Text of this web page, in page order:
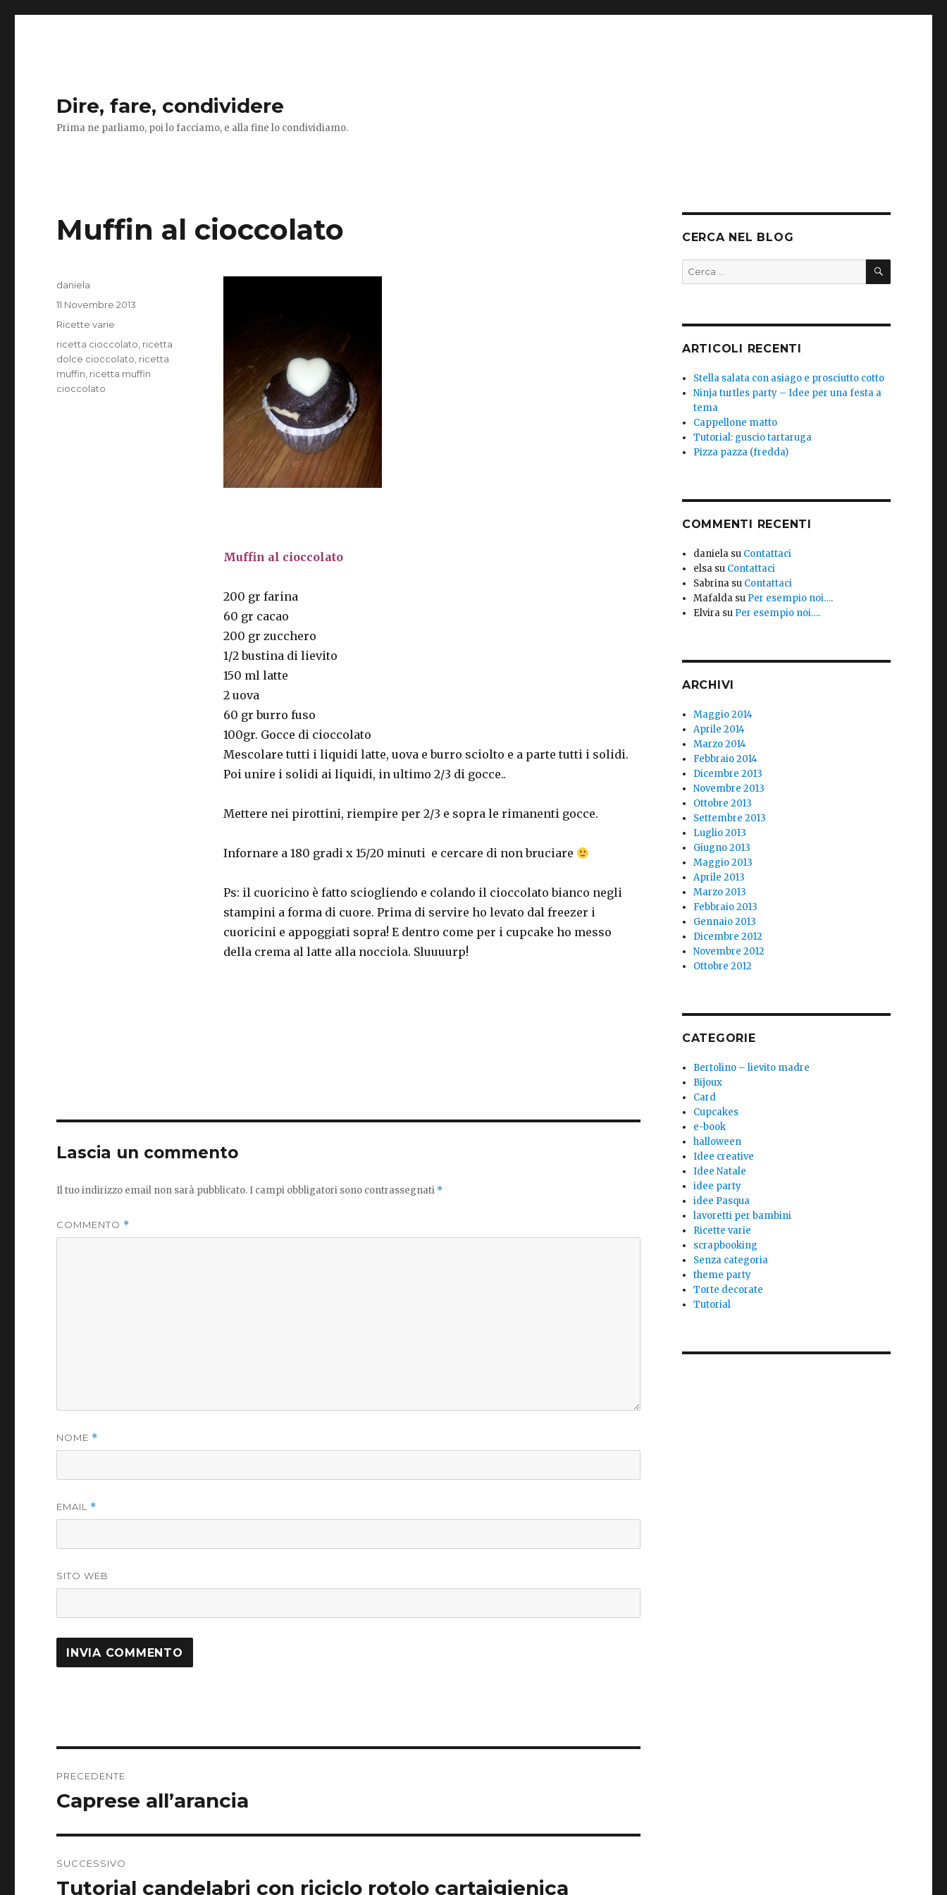
Dire, fare, condividere
Prima ne parliamo, poi lo facciamo, e alla fine lo condividiamo.
Muffin al cioccolato
Muffin al cioccolato
200 gr farina
60 gr cacao
200 gr zucchero
1/2 bustina di lievito
150 ml latte
2 uova
60 gr burro fuso
100gr. Gocce di cioccolato
Mescolare tutti i liquidi latte, uova e burro sciolto e a parte tutti i solidi.
Poi unire i solidi ai liquidi, in ultimo 2/3 di gocce..
Mettere nei pirottini, riempire per 2/3 e sopra le rimanenti gocce.
Infornare a 180 gradi x 15/20 minuti e cercare di non bruciare
Ps: il cuoricino è fatto sciogliendo e colando il cioccolato bianco negli
stampini a forma di cuore. Prima di servire ho levato dal freezer i
cuoricini e appoggiati sopra! E dentro come per i cupcake ho messo
della crema al latte alla nocciola. Sluuuurp!
Autore
daniela
Pubblicato
11 Novembre 2013
Categorie
Ricette varie
Tag
ricetta cioccolato ricetta
dolce cioccolato ricetta
muffin ricetta muffin
cioccolato
Lascia un commento
Il tuo indirizzo email non sarà pubblicato. I campi obbligatori sono contrassegnati *
COMMENTO *
NOME *
EMAIL *
SITO WEB
articoli
PRECEDENTE
Articolo
Caprese all’arancia
SUCCESSIVO
Articolo
Tutorial candelabri con riciclo rotolo cartaigienica
CERCA NEL BLOG
Cerca: CERCA
ARTICOLI RECENTI
Stella salata con asiago e prosciutto cotto
Ninja turtles party – Idee per una festa a
tema
Cappellone matto
Tutorial: guscio tartaruga
Pizza pazza (fredda)
COMMENTI RECENTI
daniela su Contattaci
elsa su Contattaci
Sabrina su Contattaci
Mafalda su Per esempio noi….
Elvira su Per esempio noi….
ARCHIVI
Maggio 2014
Aprile 2014
Marzo 2014
Febbraio 2014
Dicembre 2013
Novembre 2013
Ottobre 2013
Settembre 2013
Luglio 2013
Giugno 2013
Maggio 2013
Aprile 2013
Marzo 2013
Febbraio 2013
Gennaio 2013
Dicembre 2012
Novembre 2012
Ottobre 2012
CATEGORIE
Bertolino – lievito madre
Bijoux
Card
Cupcakes
e-book
halloween
Idee creative
Idee Natale
idee party
idee Pasqua
lavoretti per bambini
Ricette varie
scrapbooking
Senza categoria
theme party
Torte decorate
Tutorial